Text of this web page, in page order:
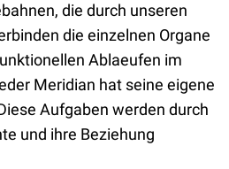
die durch unseren
die einzelnen Organe
Ablaeufen im
Meridian hat seine eigene
Aufgaben werden durch
und ihre Beziehung